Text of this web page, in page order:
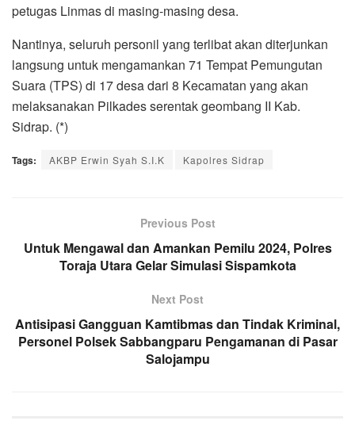
petugas Linmas di masing-masing desa.
Nantinya, seluruh personil yang terlibat akan diterjunkan
langsung untuk mengamankan 71 Tempat Pemungutan
Suara (TPS) di 17 desa dari 8 Kecamatan yang akan
melaksanakan Pilkades serentak geombang II Kab.
Sidrap. (*)
Tags: AKBP Erwin Syah S.I.K Kapolres Sidrap
Previous Post
Untuk Mengawal dan Amankan Pemilu 2024, Polres
Toraja Utara Gelar Simulasi Sispamkota
Next Post
Antisipasi Gangguan Kamtibmas dan Tindak Kriminal,
Personel Polsek Sabbangparu Pengamanan di Pasar
Salojampu